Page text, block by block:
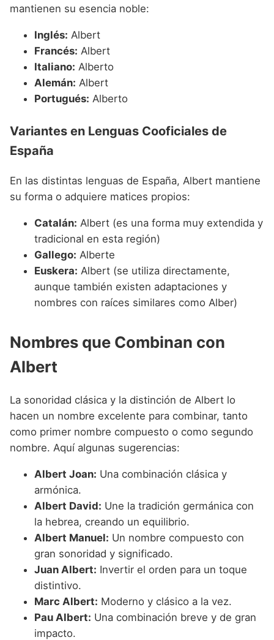
mantienen su esencia noble:
Inglés: Albert
Francés: Albert
Italiano: Alberto
Alemán: Albert
Portugués: Alberto
Variantes en Lenguas Cooficiales de
España
En las distintas lenguas de España, Albert mantiene
su forma o adquiere matices propios:
Catalán: Albert (es una forma muy extendida y
tradicional en esta región)
Gallego: Alberte
Euskera: Albert (se utiliza directamente,
aunque también existen adaptaciones y
nombres con raíces similares como Alber)
Nombres que Combinan con
Albert
La sonoridad clásica y la distinción de Albert lo
hacen un nombre excelente para combinar, tanto
como primer nombre compuesto o como segundo
nombre. Aquí algunas sugerencias:
Albert Joan: Una combinación clásica y
armónica.
Albert David: Une la tradición germánica con
la hebrea, creando un equilibrio.
Albert Manuel: Un nombre compuesto con
gran sonoridad y significado.
Juan Albert: Invertir el orden para un toque
distintivo.
Marc Albert: Moderno y clásico a la vez.
Pau Albert: Una combinación breve y de gran
impacto.